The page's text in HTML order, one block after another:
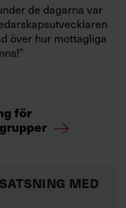
de dagarna var
över hur mottagliga
för
MED